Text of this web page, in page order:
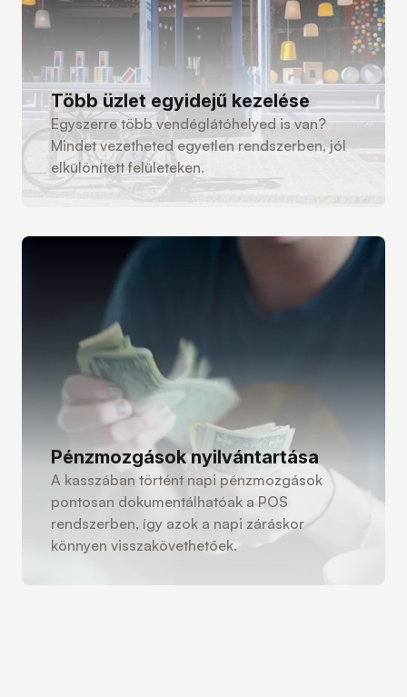
Több üzlet egyidejű kezelése
Egyszerre több vendéglátóhelyed is van?
Mindet vezetheted egyetlen rendszerben, jól
elkülönített felületeken.
Pénzmozgások nyilvántartása
A kasszában történt napi pénzmozgások
pontosan dokumentálhatóak a POS
rendszerben, így azok a napi záráskor
könnyen visszakövethetőek.